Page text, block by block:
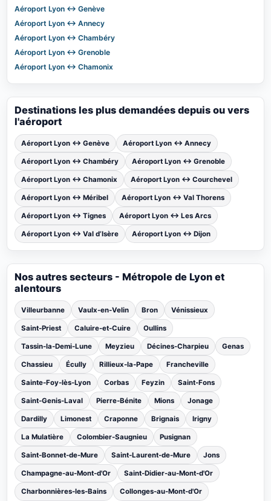
Aéroport Lyon ↔ Genève
Aéroport Lyon ↔ Annecy
Aéroport Lyon ↔ Chambéry
Aéroport Lyon ↔ Grenoble
Aéroport Lyon ↔ Chamonix
Destinations les plus demandées depuis ou vers
l'aéroport
Aéroport Lyon ↔ Genève Aéroport Lyon ↔ Annecy
Aéroport Lyon ↔ Chambéry Aéroport Lyon ↔ Grenoble
Aéroport Lyon ↔ Chamonix Aéroport Lyon ↔ Courchevel
Aéroport Lyon ↔ Méribel Aéroport Lyon ↔ Val Thorens
Aéroport Lyon ↔ Tignes Aéroport Lyon ↔ Les Arcs
Aéroport Lyon ↔ Val d’Isère Aéroport Lyon ↔ Dijon
Nos autres secteurs - Métropole de Lyon et
alentours
Villeurbanne Vaulx-en-Velin Bron Vénissieux
Saint-Priest Caluire-et-Cuire Oullins
Tassin-la-Demi-Lune Meyzieu Décines-Charpieu Genas
Chassieu Écully Rillieux-la-Pape Francheville
Sainte-Foy-lès-Lyon Corbas Feyzin Saint-Fons
Saint-Genis-Laval Pierre-Bénite Mions Jonage
Dardilly Limonest Craponne Brignais Irigny
La Mulatière Colombier-Saugnieu Pusignan
Saint-Bonnet-de-Mure Saint-Laurent-de-Mure Jons
Champagne-au-Mont-d'Or Saint-Didier-au-Mont-d'Or
Charbonnières-les-Bains Collonges-au-Mont-d'Or